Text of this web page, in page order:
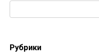
Рубрики